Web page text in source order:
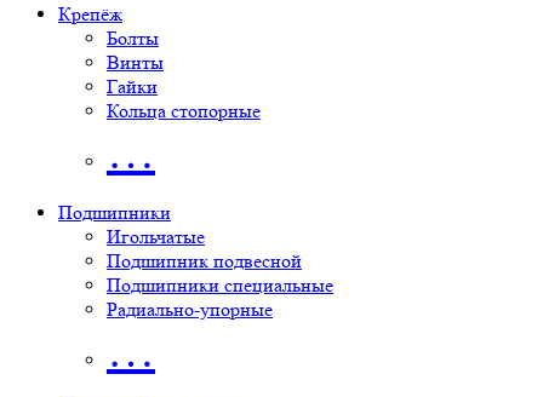
Крепёж
Болты
Винты
Гайки
Кольца стопорные
…
Подшипники
Игольчатые
Подшипник подвесной
Подшипники специальные
Радиально-упорные
…